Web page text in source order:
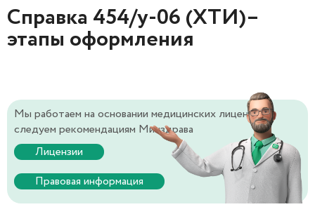
Справка 454/у-06 (ХТИ)–
этапы оформления
Мы работаем на основании медицинских лицензий и
следуем рекомендациям Минздрава
Лицензии
Правовая информация